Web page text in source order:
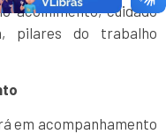
acolhimento, cuidado
pilares do trabalho
em acompanhamento